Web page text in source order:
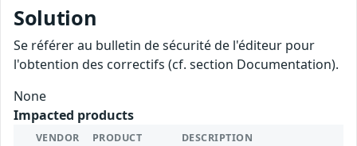
Solution
Se référer au bulletin de sécurité de l'éditeur pour
l'obtention des correctifs (cf. section Documentation).
None
Impacted products
VENDOR PRODUCT DESCRIPTION